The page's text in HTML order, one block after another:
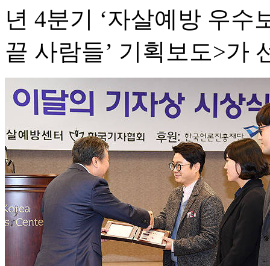
년 4분기 ‘자살예방 우수
끝 사람들’ 기획보도>가